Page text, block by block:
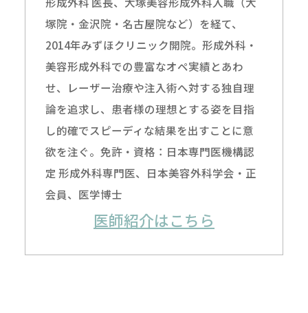
塚院・金沢院・名古屋院など）を経て、
2014年みずほクリニック開院。形成外科・
美容形成外科での豊富なオペ実績とあわ
せ、レーザー治療や注入術へ対する独自理
論を追求し、患者様の理想とする姿を目指
し的確でスピーディな結果を出すことに意
欲を注ぐ。免許・資格：日本専門医機構認
定 形成外科専門医、日本美容外科学会・正
会員、医学博士
医師紹介はこちら